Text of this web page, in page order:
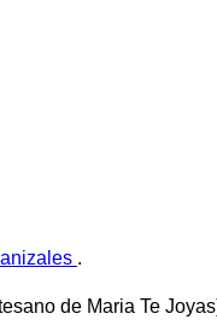
.
de Maria Te